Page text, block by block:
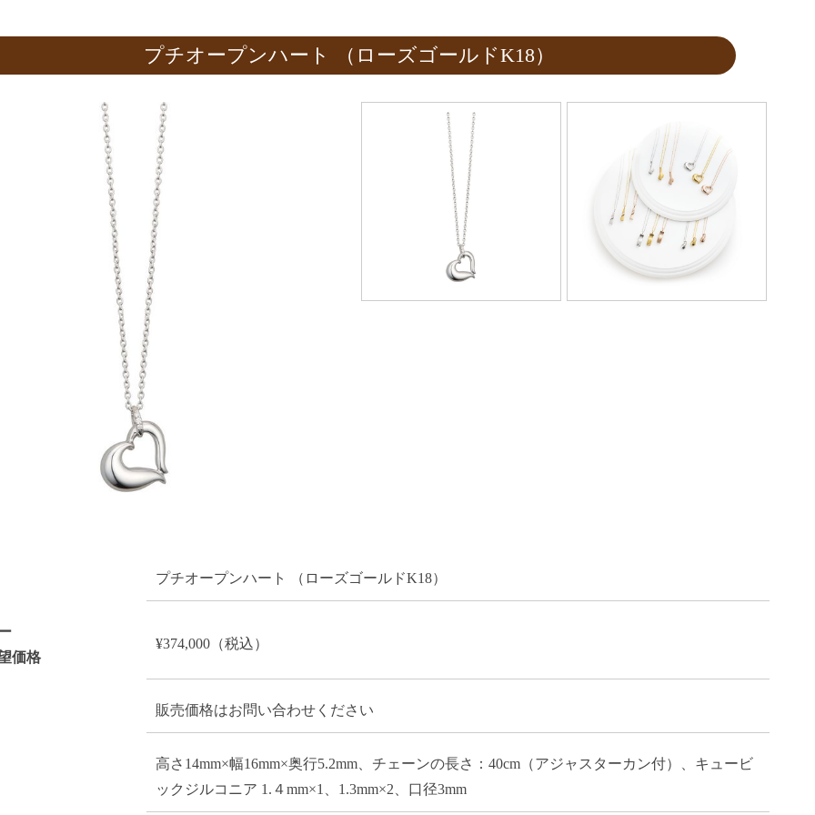
プチオープンハート （ローズゴールドK18）
プチオープンハート （ローズゴールドK18）
価格
¥374,000（税込）
販売価格はお問い合わせください
高さ14mm×幅16mm×奥行5.2mm、チェーンの長さ：40cm（アジャスターカン付）、キュービ
ックジルコニア 1.４mm×1、1.3mm×2、口径3mm